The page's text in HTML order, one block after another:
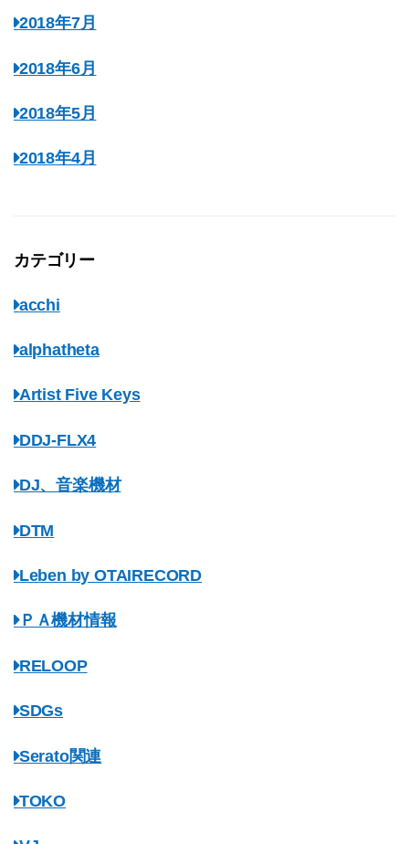
2018年7月
2018年6月
2018年5月
2018年4月
カテゴリー
acchi
alphatheta
Artist Five Keys
DDJ-FLX4
DJ、音楽機材
DTM
Leben by OTAIRECORD
ＰＡ機材情報
RELOOP
SDGs
Serato関連
TOKO